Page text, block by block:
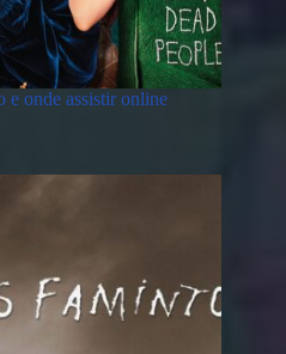
e onde assistir online